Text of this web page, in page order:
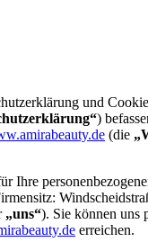
und
)
(die
Ihre
„uns“). Sie können uns
erreichen.